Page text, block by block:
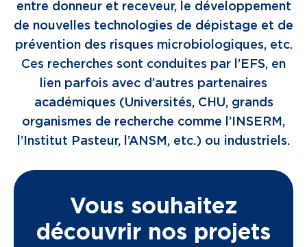
entre donneur et receveur, le développement
de nouvelles technologies de dépistage et de
prévention des risques microbiologiques, etc.
Ces recherches sont conduites par l’EFS, en
lien parfois avec d’autres partenaires
académiques (Universités, CHU, grands
organismes de recherche comme l’INSERM,
l’Institut Pasteur, l’ANSM, etc.) ou industriels.
Vous souhaitez
découvrir nos projets